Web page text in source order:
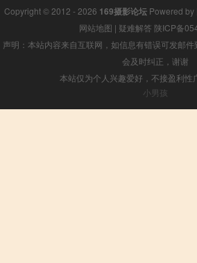
Copyright © 2012 - 2026 169摄影论坛 Powered by
网站地图 | 疑难解答 陕ICP备
声明：本站内容来自互联网，如信息有错误可发邮
会及时纠正，谢谢
本站仅为个人兴趣爱好，不接盈利性
小男孩